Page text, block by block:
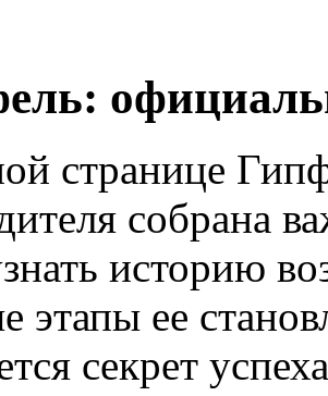
странице
собрана
историю
этапы ее
секрет